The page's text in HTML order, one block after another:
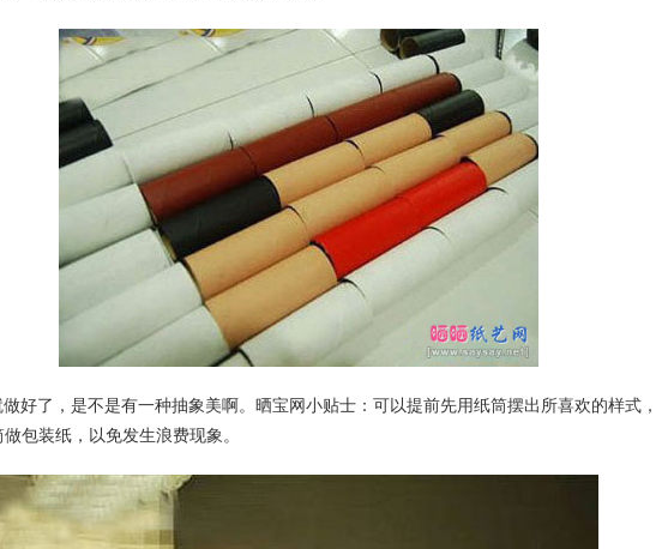
好了，是不是有一种抽象美啊。晒宝网小贴士：可以提前先用纸筒摆出所喜欢的样式，
包装纸，以免发生浪费现象。